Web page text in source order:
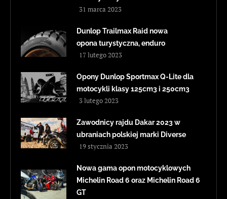
31 marca 2023
Dunlop Trailmax Raid nowa
opona turystyczna, enduro
17 lutego 2023
Opony Dunlop Sportmax Q-Lite dla
motocykli klasy 125cm3 i 250cm3
3 lutego 2023
Zawodnicy rajdu Dakar 2023 w
ubraniach polskiej marki Diverse
19 stycznia 2023
Nowa gama opon motocyklowych
Michelin Road 6 oraz Michelin Road 6
GT